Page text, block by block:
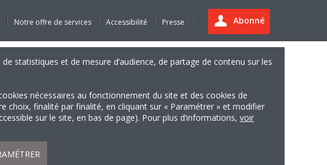
Abonné
Notre offre de services Accessibilité Presse
statistiques et de mesure d’audience, de partage de contenu sur les
nécessaires au fonctionnement du site et des cookies de
choix, finalité par finalité, en cliquant sur « Paramétrer » et modifier
sur le site, en bas de page). Pour plus d’informations, voir